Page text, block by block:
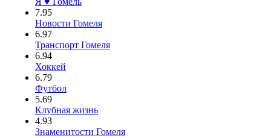
7.95
Новости Гомеля
6.97
Транспорт Гомеля
6.94
Хоккей
6.79
Футбол
5.69
Клубная жизнь
4.93
Знаменитости Гомеля